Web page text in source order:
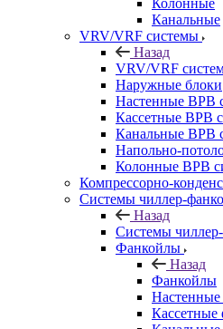
Колонные
Канальные
VRV/VRF системы
Назад
VRV/VRF
Наружные блоки
Настенные ВРВ
Кассетные ВРВ
Канальные ВРВ
Напольно-
Колонные ВРВ
Компрессорно-
Системы чиллер-
Назад
Системы
Фанкойлы
Назад
Фанкойлы